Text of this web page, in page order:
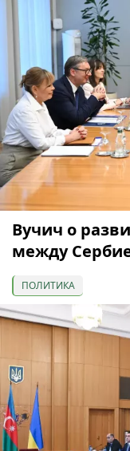
Вучич о
между
ПОЛИТИКА